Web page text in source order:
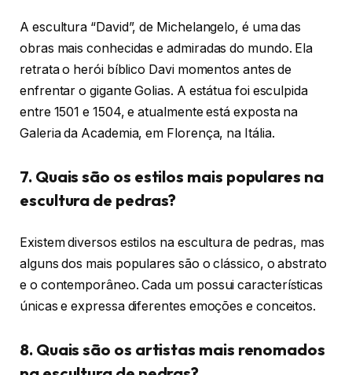
A escultura “David”, de Michelangelo, é uma das
obras mais conhecidas e admiradas do mundo. Ela
retrata o herói bíblico Davi momentos antes de
enfrentar o gigante Golias. A estátua foi esculpida
entre 1501 e 1504, e atualmente está exposta na
Galeria da Academia, em Florença, na Itália.
7. Quais são os estilos mais populares na
escultura de pedras?
Existem diversos estilos na escultura de pedras, mas
alguns dos mais populares são o clássico, o abstrato
e o contemporâneo. Cada um possui características
únicas e expressa diferentes emoções e conceitos.
8. Quais são os artistas mais renomados